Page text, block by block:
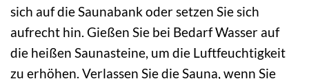
sich auf die Saunabank oder setzen Sie sich
aufrecht hin. Gießen Sie bei Bedarf Wasser auf
die heißen Saunasteine, um die Luftfeuchtigkeit
zu erhöhen. Verlassen Sie die Sauna, wenn Sie